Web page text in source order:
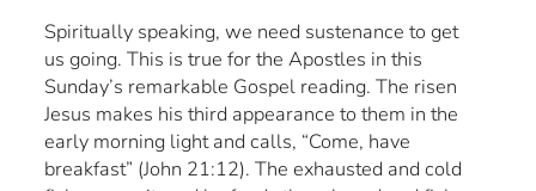
Spiritually speaking, we need sustenance to get
us going. This is true for the Apostles in this
Sunday’s remarkable Gospel reading. The risen
Jesus makes his third appearance to them in the
early morning light and calls, “Come, have
breakfast” (John 21:12). The exhausted and cold